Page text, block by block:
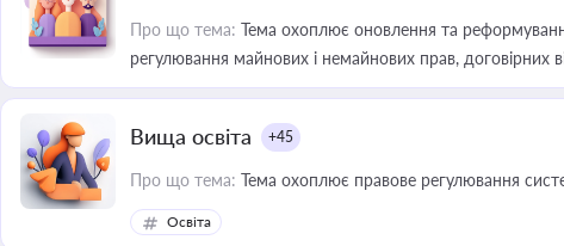
Про що тема: Тема охоплює оновлення та
регулювання майнових і немайнових прав, договірних
Вища освіта +45
Про що тема: Тема охоплює правове регулювання
Освіта